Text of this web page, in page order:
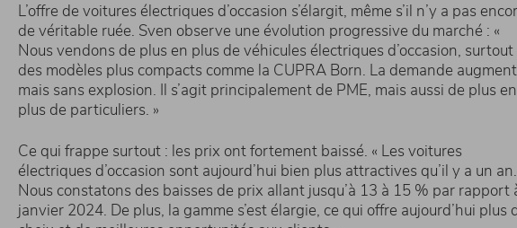
L’offre de voitures électriques d’occasion s’élargit, même s’il n’y a pas
de véritable ruée. Sven observe une évolution progressive du marché : «
Nous vendons de plus en plus de véhicules électriques d’occasion, surtout
des modèles plus compacts comme la CUPRA Born. La demande
mais sans explosion. Il s’agit principalement de PME, mais aussi de plus en
plus de particuliers. »
Ce qui frappe surtout : les prix ont fortement baissé. « Les voitures
électriques d’occasion sont aujourd’hui bien plus attractives qu’il y a un an.
Nous constatons des baisses de prix allant jusqu’à 13 à 15 % par rapport
janvier 2024. De plus, la gamme s’est élargie, ce qui offre aujourd’hui plus